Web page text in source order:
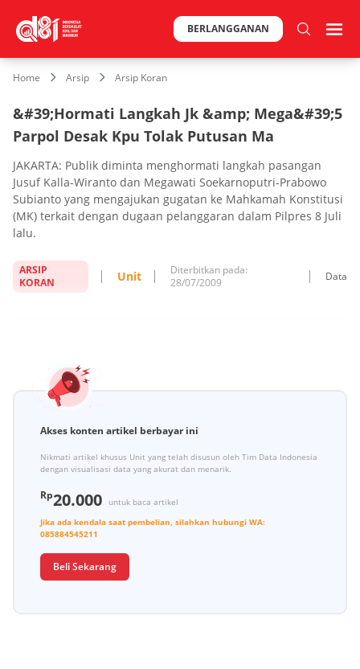
BERLANGGANAN
Home Arsip Arsip Koran
&#39;Hormati Langkah Jk &amp; Mega&#39;5
Parpol Desak Kpu Tolak Putusan Ma
JAKARTA: Publik diminta menghormati langkah pasangan
Jusuf Kalla-Wiranto dan Megawati Soekarnoputri-Prabowo
Subianto yang mengajukan gugatan ke Mahkamah Konstitusi
(MK) terkait dengan dugaan pelanggaran dalam Pilpres 8 Juli
lalu.
ARSIP
KORAN
Unit
Diterbitkan pada:
28/07/2009
Data
Akses konten artikel berbayar ini
Nikmati artikel khusus Unit yang telah disusun oleh Tim Data Indonesia
dengan visualisasi data yang akurat dan menarik.
Rp20.000
untuk baca artikel
Jika ada kendala saat pembelian, silahkan hubungi WA:
085884545211
Beli Sekarang